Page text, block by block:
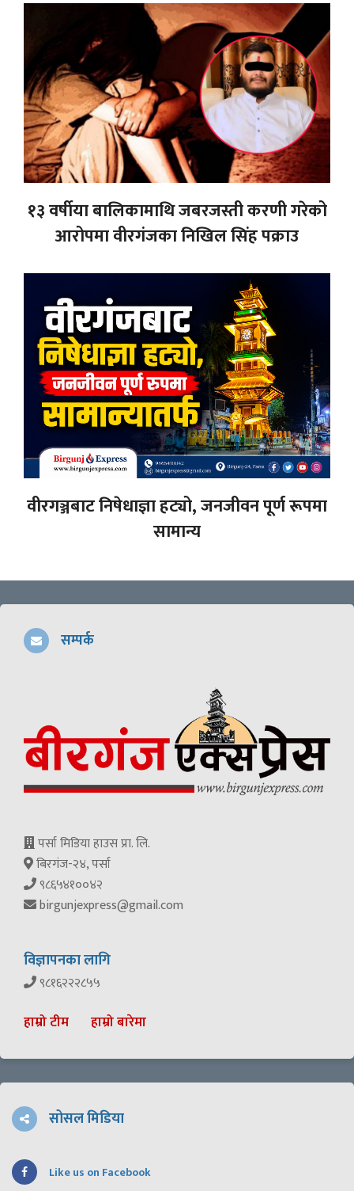
१३ वर्षीया बालिकामाथि जबरजस्ती करणी गरेको
आरोपमा वीरगंजका निखिल सिंह पक्राउ
वीरगञ्जबाट निषेधाज्ञा हट्यो, जनजीवन पूर्ण रूपमा
सामान्य
सम्पर्क
पर्सा मिडिया हाउस प्रा. लि.
बिरगंज-२४, पर्सा
९८६५४१००४२
birgunjexpress@gmail.com
विज्ञापनका लागि
९८१६२२२८५५
हाम्रो टीम हाम्रो बारेमा
सोसल मिडिया
Like us on Facebook